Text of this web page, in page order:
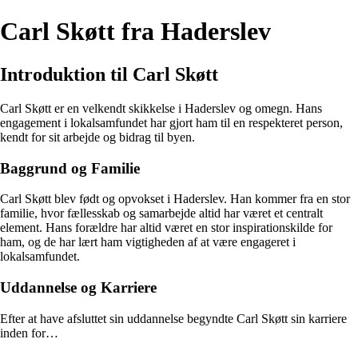
Carl Skøtt fra Haderslev
Introduktion til Carl Skøtt
Carl Skøtt er en velkendt skikkelse i Haderslev og omegn. Hans
engagement i lokalsamfundet har gjort ham til en respekteret person,
kendt for sit arbejde og bidrag til byen.
Baggrund og Familie
Carl Skøtt blev født og opvokset i Haderslev. Han kommer fra en stor
familie, hvor fællesskab og samarbejde altid har været et centralt
element. Hans forældre har altid været en stor inspirationskilde for
ham, og de har lært ham vigtigheden af at være engageret i
lokalsamfundet.
Uddannelse og Karriere
Efter at have afsluttet sin uddannelse begyndte Carl Skøtt sin karriere
inden for…